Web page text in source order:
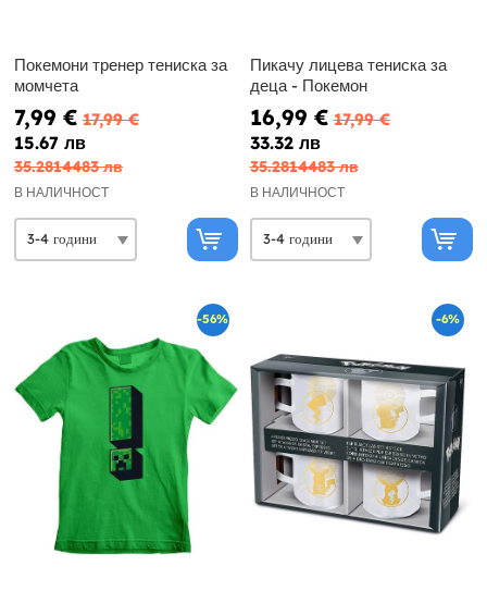
Покемони тренер тениска за
момчета
7,99 € 17,99 €
15.67 лв
35.2814483 лв
В НАЛИЧНОСТ
Пикачу лицева тениска за
деца - Покемон
16,99 € 17,99 €
33.32 лв
35.2814483 лв
В НАЛИЧНОСТ
-56% -6%